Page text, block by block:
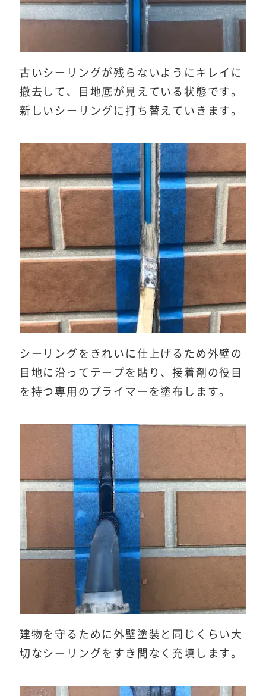
古いシーリングが残らないようにキレイに
撤去して、目地底が見えている状態です。
新しいシーリングに打ち替えていきます。
シーリングをきれいに仕上げるため外壁の
目地に沿ってテープを貼り、接着剤の役目
を持つ専用のプライマーを塗布します。
建物を守るために外壁塗装と同じくらい大
切なシーリングをすき間なく充填します。